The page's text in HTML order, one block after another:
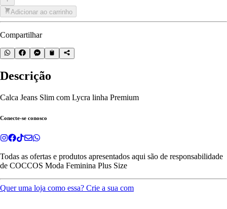
Adicionar ao carrinho
Compartilhar
Descrição
Calca Jeans Slim com Lycra linha Premium
Conecte-se conosco
Todas as ofertas e produtos apresentados aqui são de responsabilidade
de COCCOS Moda Feminina Plus Size
Quer uma loja como essa? Crie a sua com